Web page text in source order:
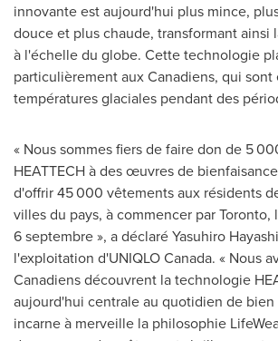
innovante est aujourd'hui plus mince,
douce et plus chaude, transformant ainsi
à l'échelle du globe. Cette technologie
particulièrement aux Canadiens, qui sont
températures glaciales pendant des
« Nous sommes fiers de faire don de 5
HEATTECH à des œuvres de
d'offrir 45 000 vêtements aux résidents
villes du pays, à commencer parToronto,
6 septembre », a déclaréYasuhiro Hayashi
l'exploitation d'UNIQLO Canada. « Nous
Canadiens découvrent la technologie
aujourd'hui centrale au quotidien de bien
incarne à merveille la philosophie